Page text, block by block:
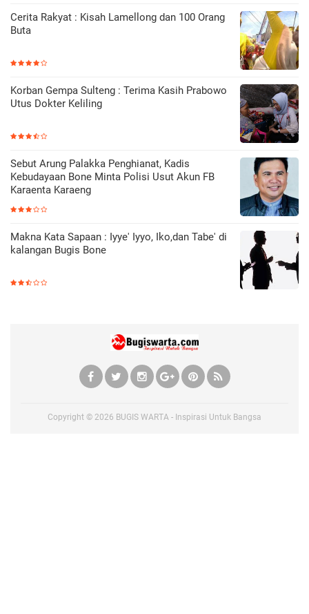
Cerita Rakyat : Kisah Lamellong dan 100 Orang
Buta
Korban Gempa Sulteng : Terima Kasih Prabowo
Utus Dokter Keliling
Sebut Arung Palakka Penghianat, Kadis
Kebudayaan Bone Minta Polisi Usut Akun FB
Karaenta Karaeng
Makna Kata Sapaan : Iyye' Iyyo, Iko,dan Tabe' di
kalangan Bugis Bone
Copyright © 2026 BUGIS WARTA - Inspirasi Untuk Bangsa